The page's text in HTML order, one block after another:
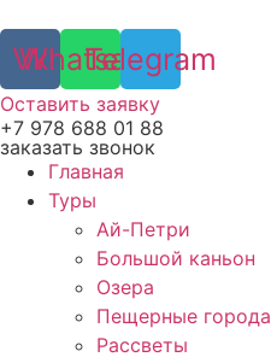
Vk
Whatsapp
Telegram
Оставить заявку
+7 978 688 01 88
заказать звонок
Главная
Туры
Ай-Петри
Большой каньон
Озера
Пещерные города
Рассветы